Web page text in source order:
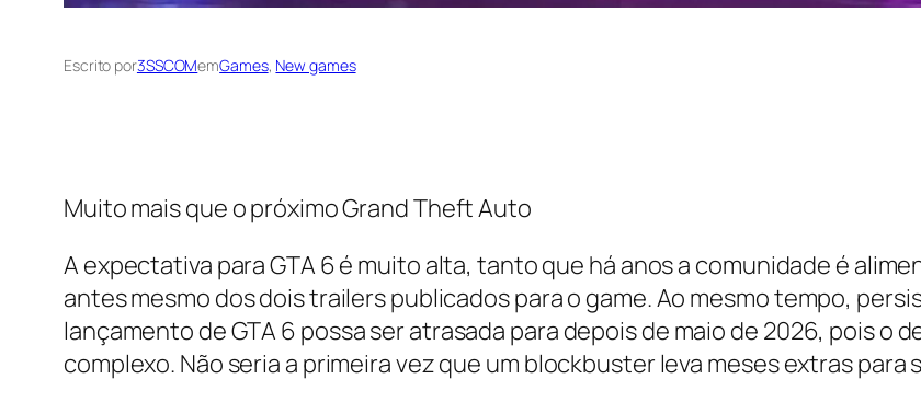
Escrito por3SSCOMemGames, New games
Muito mais que o próximo Grand Theft Auto
A expectativa para GTA 6 é muito alta, tanto que há anos a comunidade é
antes mesmo dos dois trailers publicados para o game. Ao mesmo tempo,
lançamento de GTA 6 possa ser atrasada para depois de maio de 2026, pois o
complexo. Não seria a primeira vez que um blockbuster leva meses extras para